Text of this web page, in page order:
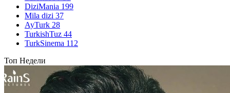
DiziMania 199
Mila dizi 37
AyTurk 28
TurkishTuz 44
TurkSinema 112
Топ Недели